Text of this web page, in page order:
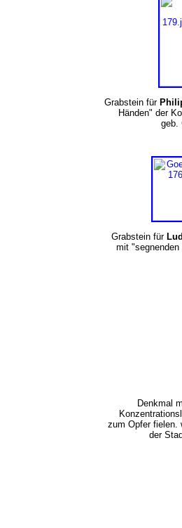
Grabstein für
Händen" der
Grabstein für
mit
Denkmal
zum Opfer fielen.
der